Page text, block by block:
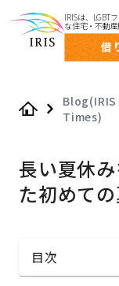
IRISは、LGBT
な住宅・不動
Blog(IRIS
Times)
長い夏休
た初めて
目次